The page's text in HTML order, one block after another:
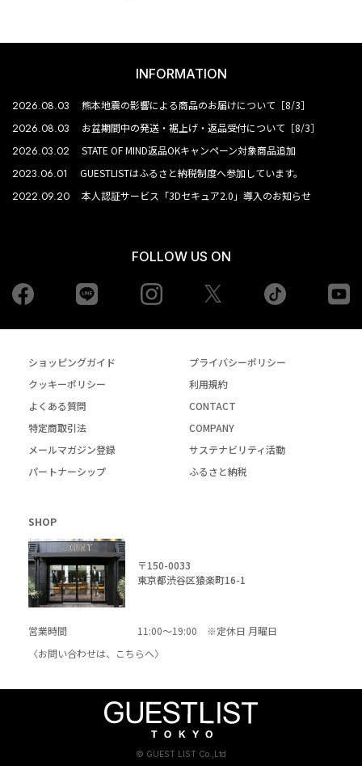
INFORMATION
2026.08.03 熊本地震の影響による商品のお届けについて［8/3］
2026.08.03 お盆期間中の発送・裾上げ・返品受付について［8/3］
2026.03.02 STATE OF MIND返品OKキャンペーン対象商品追加
2023.06.01 GUESTLISTはふるさと納税制度へ参加しています。
2022.09.20 本人認証サービス「3Dセキュア2.0」導入のお知らせ
FOLLOW US ON
Facebook Instagram tiktok
ショッピングガイド
プライバシーポリシー
クッキーポリシー
利用規約
よくある質問
CONTACT
特定商取引法
COMPANY
メールマガジン登録
サステナビリティ活動
パートナーシップ
ふるさと納税
SHOP
〒150-0033
東京都渋谷区猿楽町16-1
営業時間
11:00～19:00 ※定休日 月曜日
〈お問い合わせは、
こちらへ〉
© GUEST LIST Co.,Ltd